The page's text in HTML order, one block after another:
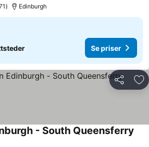
Edinburgh
Se priser
Del
- South Queensferry